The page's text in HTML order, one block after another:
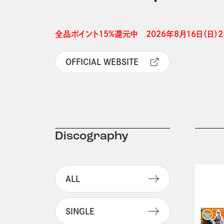
全品ポイント15%還元中　2026年8月16日（日
OFFICIAL WEBSITE
Discography
ALL
SINGLE